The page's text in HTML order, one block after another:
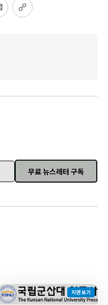
무료 뉴스레터 구독
지면 보기